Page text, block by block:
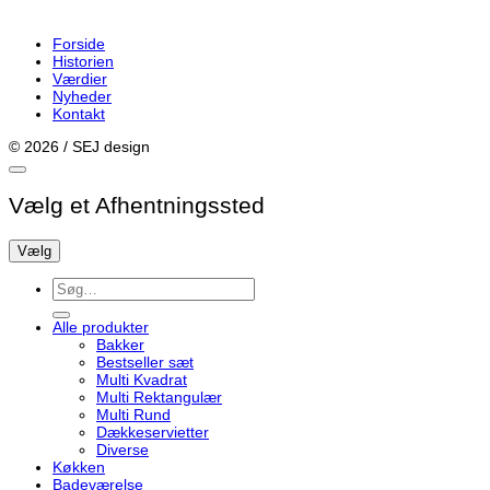
Forside
Historien
Værdier
Nyheder
Kontakt
© 2026 / SEJ design
Vælg et Afhentningssted
Vælg
Søg
efter:
Alle produkter
Bakker
Bestseller sæt
Multi Kvadrat
Multi Rektangulær
Multi Rund
Dækkeservietter
Diverse
Køkken
Badeværelse